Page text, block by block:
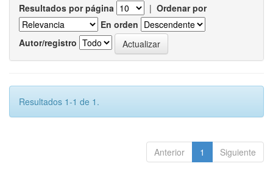
Resultados por página | Ordenar por
En orden
Autor/registro
Resultados 1-1 de 1.
Anterior 1 Siguiente